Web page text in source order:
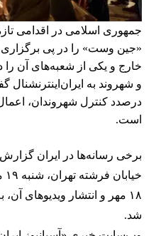
جمهوری اسلامی در اقدامی
«جین وست» را در پی
خارج و یکی از شعبه‌های آن را
و شهروند به
درصدد کنترل شهروندان،
است.
برخی رسانه‌ها در ایران
۱۸ مهر و انتشار ویدیوهای
شد.